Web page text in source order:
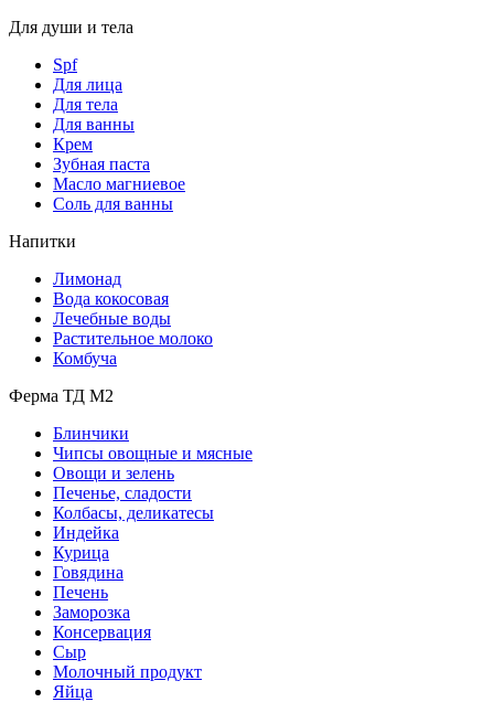
Для души и тела
Spf
Для лица
Для тела
Для ванны
Крем
Зубная паста
Масло магниевое
Соль для ванны
Напитки
Лимонад
Вода кокосовая
Лечебные воды
Растительное молоко
Комбуча
Ферма ТД М2
Блинчики
Чипсы овощные и мясные
Овощи и зелень
Печенье, сладости
Колбасы, деликатесы
Индейка
Курица
Говядина
Печень
Заморозка
Консервация
Сыр
Молочный продукт
Яйца